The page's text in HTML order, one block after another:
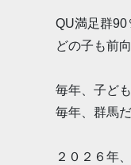
QU満足群90
どの子も前
毎年、子ど
毎年、群馬
２０２６年